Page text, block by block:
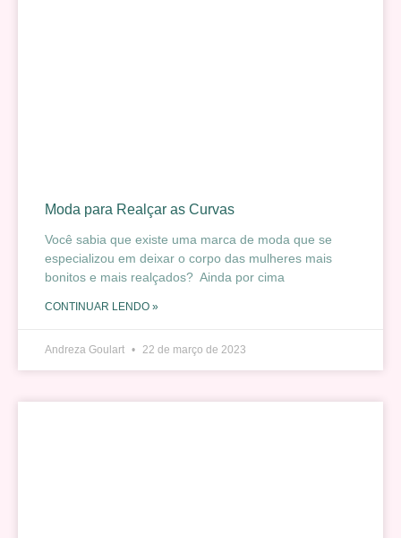
Moda para Realçar as Curvas
Você sabia que existe uma marca de moda que se
especializou em deixar o corpo das mulheres mais
bonitos e mais realçados? Ainda por cima
CONTINUAR LENDO »
Andreza Goulart 22 de março de 2023